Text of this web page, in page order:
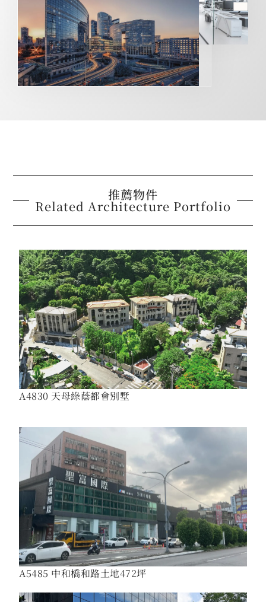
推薦物件
Related Architecture Portfolio
A4830 天母綠蔭都會別墅
A5485 中和橋和路土地472坪